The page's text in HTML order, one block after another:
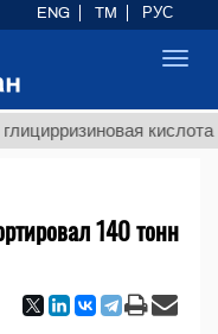
кислота
140 тонн
ENG TM РУС